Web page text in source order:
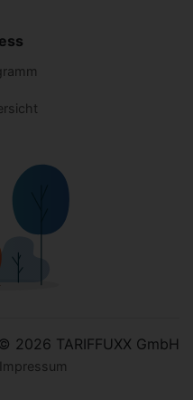
2026 TARIFFUXX GmbH
Impressum